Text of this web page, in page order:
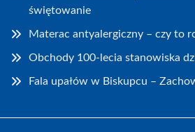
świętowanie
Materac antyalergiczny – czy to
Obchody 100-lecia stanowiska
Fala upałów w Biskupcu –